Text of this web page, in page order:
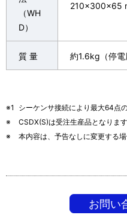
（WH
D）
210×300×65
質 量 約1.6kg（停電
※1
シーケンサ接続により最大64点
※
CSDX(S)は受注生産品となります
※
本内容は、予告なしに変更する場
お問い